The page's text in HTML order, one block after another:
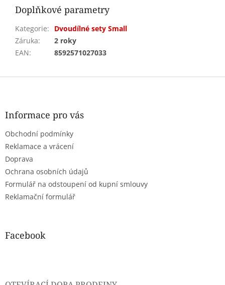
Doplňkové parametry
Kategorie:
Dvoudílné sety Small
Záruka:
2 roky
EAN: 8592571027033
Z
Informace pro vás
Obchodní podmínky
Reklamace a vrácení
Doprava
Ochrana osobních údajů
Formulář na odstoupení od kupní smlouvy
Reklamační formulář
Facebook